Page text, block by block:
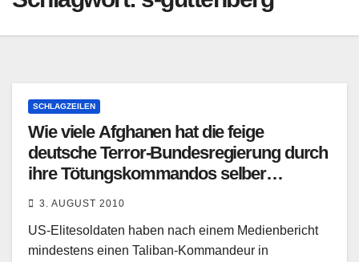
SCHLAGZEILEN
Wie viele Afghanen hat die feige
deutsche Terror-Bundesregierung durch
ihre Tötungskommandos selber
abschlachten lassen?
3. AUGUST 2010
US-Elitesoldaten haben nach einem Medienbericht
mindestens einen Taliban-Kommandeur in